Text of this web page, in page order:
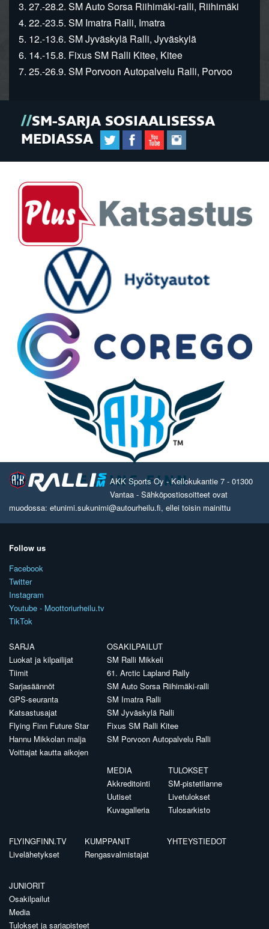
3. 27.-28.2. SM Auto Sorsa Riihimäki-ralli, Riihimäki
4. 22.-23.5. SM Imatra Ralli, Imatra
5. 12.-13.6. SM Jyväskylä Ralli, Jyväskylä
6. 14.-15.8. Fixus SM Ralli Kitee, Kitee
7. 25.-26.9. SM Porvoon Autopalvelu Ralli, Porvoo
SM-SARJA SOSIAALISESSA
MEDIASSA
AKK Sports Oy - Kellokukantie 7 - 01300
Vantaa - Sähköpostiosoitteet ovat
muodossa: etunimi.sukunimi@autourheilu.fi, ellei toisin mainittu
Follow us
Facebook
Twitter
Instagram
Youtube - Moottoriurheilu.tv
TikTok
SARJA
Luokat ja kilpailijat
Tiimit
Sarjasäännöt
GPS-seuranta
Katsastusajat
Flying Finn Future Star
Hannu Mikkolan malja
Voittajat kautta aikojen
OSAKILPAILUT
SM Ralli Mikkeli
61. Arctic Lapland Rally
SM Auto Sorsa Riihimäki-ralli
SM Imatra Ralli
SM Jyväskylä Ralli
Fixus SM Ralli Kitee
SM Porvoon Autopalvelu Ralli
MEDIA
Akkreditointi
Uutiset
Kuvagalleria
TULOKSET
SM-pistetilanne
Livetulokset
Tulosarkisto
FLYINGFINN.TV
Livelähetykset
KUMPPANIT
Rengasvalmistajat
YHTEYSTIEDOT
JUNIORIT
Osakilpailut
Media
Tulokset ja sarjapisteet